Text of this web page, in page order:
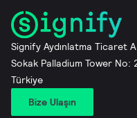
Signify Aydınlatma Ticaret
Sokak Palladium Tower
Türkiye
Bize Ulaşın